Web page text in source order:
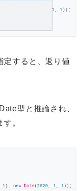
定すると、返り値
型と推論され、
。